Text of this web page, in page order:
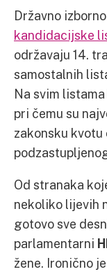
Državno
kandidacijske
održavaju 14.
samostalnih
Na svim
pri čemu su
zakonsku
Od stranaka
nekoliko lijevih
gotovo sve
parlamentarni
žene. Ironično